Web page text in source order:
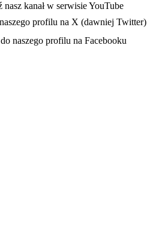
się w nowej karcie
nasz kanał w serwisie YouTube
karcie profilu na X (dawniej Twitter)
się w nowej karcie
naszego profilu na Facebooku